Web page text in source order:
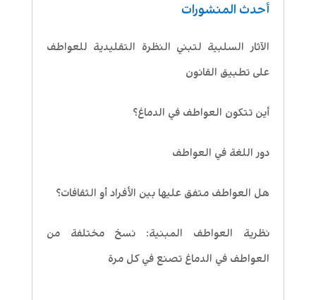
أحدث المنشورات
الآثار السلبية لتبني النظرة التقليدية للعواطف
على تطبيق القانون
أين تتكون العواطف في الدماغ؟
دور اللغة في العواطف
هل العواطف متفق عليها بين الأفراد أو الثقافات؟
نظرية العواطف المبنية: نسخ مختلفة من
العواطف في الدماغ تصنع في كل مرة